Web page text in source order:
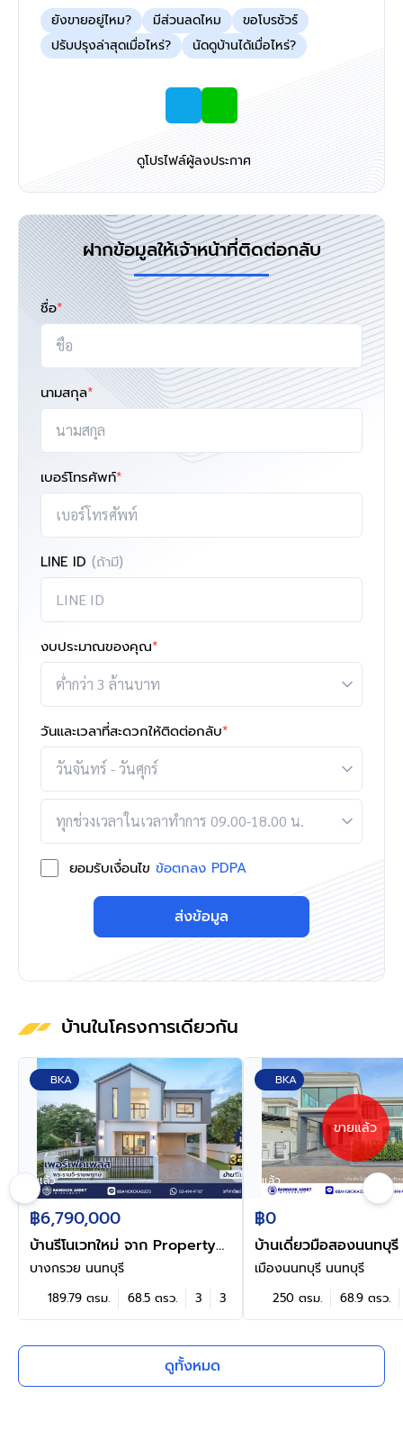
ยังขายอยู่ไหม? มีส่วนลดไหม
ขอโบรชัวร์
ปรับปรุงล่าสุดเมื่อไหร่?
นัดดูบ้านได้เมื่อไหร่?
ดูโปรไฟล์ผู้ลงประกาศ
ฝากข้อมูลให้เจ้าหน้าที่ติดต่อกลับ
ชื่อ*
นามสกุล*
เบอร์โทรศัพท์*
LINE ID (ถ้ามี)
งบประมาณของคุณ*
วันและเวลาที่สะดวกให้ติดต่อกลับ*
ยอมรับเงื่อนไข ข้อตกลง PDPA
ส่งข้อมูล
บ้านในโครงการเดียวกัน
BKA
ดูแล้ว
฿6,790,000
บ้านรีโนเวทใหม่ จาก Property
Perfect โครงการ เพอร์เฟค
เพลส พระราม5-ราชพฤกษ์ เนื้อที่
68.5 ตร.ว. พื้นที่ใช้สอย 189.79
ห้องน้ำ 2 ที่จอดรถ พร้อม
Facility ภายในโครงการครบครัน
บางกรวย นนทบุรี
189.79 ตรม. 68.5 ตรว. 3 3
BKA
ดูแล้ว
ขายแล้ว
฿0
บ้านเดี่ยวมือสองนนทบุรี
เพอร์เฟคเพลส ราชพฤ
รองรับทุกการใช้งาน บน
68.9 ตร.ว. พื้นที่ใช้สอย
3 ห้องน้ำ จอดรถได้ 2
เมืองนนทบุรี นนทบุรี
250 ตรม. 68.9 ตรว.
ดูทั้งหมด